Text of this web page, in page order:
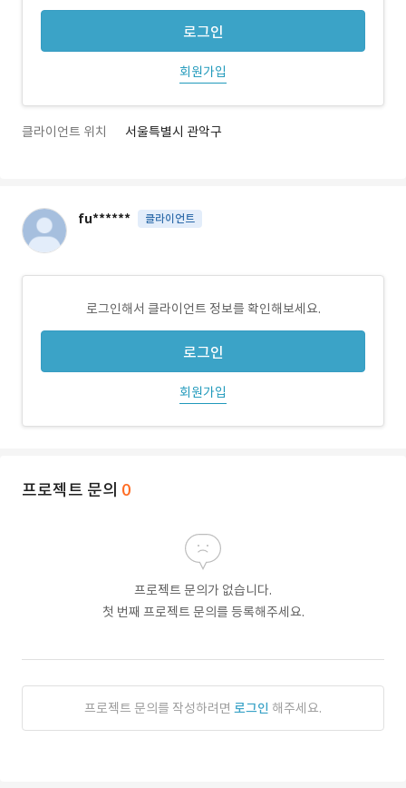
로그인
회원가입
클라이언트 위치 서울특별시 관악구
fu****** 클라이언트
로그인해서 클라이언트 정보를 확인해보세요.
로그인
회원가입
프로젝트 문의 0
프로젝트 문의가 없습니다.
첫 번째 프로젝트 문의를 등록해주세요.
프로젝트 문의를 작성하려면 로그인 해주세요.